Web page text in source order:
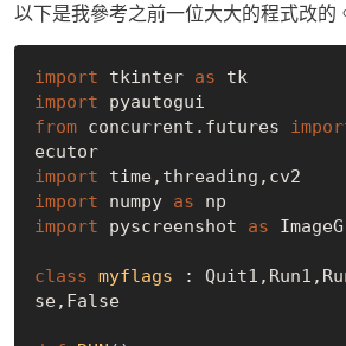
以下是我參考之前一位大大的程式改的
import tkinter as
import
from concurrent.futures
ecutor
import
import numpy as
import pyscreenshot as
class myflags :
se, False